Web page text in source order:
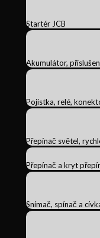
Startér JCB
Akumulátor,
Pojistka, relé,
Přepínač světel,
Přepínač a kryt
Snímač, spínač a